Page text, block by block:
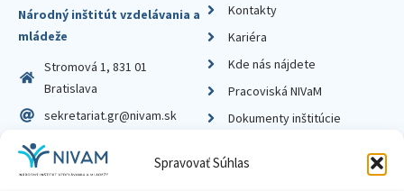
Spravovať Súhlas
Národný inštitút vzdelávania a
mládeže
Stromová 1, 831 01
Bratislava
sekretariat.gr@nivam.sk
IČO: 00164348
DIČ: 2020798714
Kontakty
Kariéra
Kde nás nájdete
Pracoviská NIVaM
Dokumenty inštitúcie